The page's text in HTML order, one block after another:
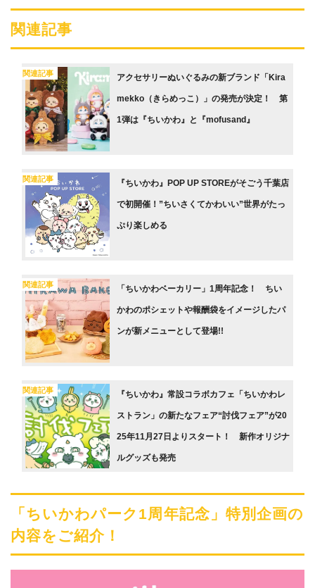
関連記事
関連記事 アクセサリーぬいぐるみの新ブランド「Kira
mekko（きらめっこ）」の発売が決定！ 第
1弾は『ちいかわ』と『mofusand』
関連記事 『ちいかわ』POP UP STOREがそごう千葉店
で初開催！”ちいさくてかわいい”世界がたっ
ぷり楽しめる
関連記事 「ちいかわベーカリー」1周年記念！ ちい
かわのポシェットや報酬袋をイメージしたパ
ンが新メニューとして登場!!
関連記事 『ちいかわ』常設コラボカフェ「ちいかわレ
ストラン」の新たなフェア“討伐フェア”が20
25年11月27日よりスタート！ 新作オリジナ
ルグッズも発売
「ちいかわパーク1周年記念」特別企画の
内容をご紹介！